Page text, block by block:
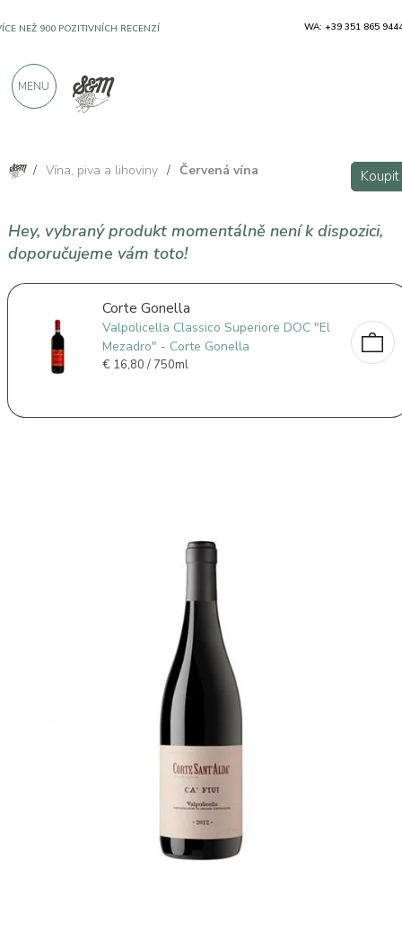
/ Vína, piva a lihoviny / Červená vína Koupit
Hey, vybraný produkt momentálně není k dispozici,
doporučujeme vám toto!
Corte Gonella
Valpolicella Classico Superiore DOC "El
Mezadro" - Corte Gonella
€16,80 / 750ml
NEŽ 900 POZITIVNÍCH RECENZÍ WA: +39 351 865
MENU